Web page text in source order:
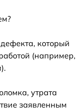
который
(например,
утрата
заявленным